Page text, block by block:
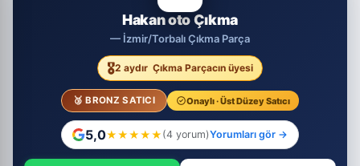
Hakan oto Çıkma
— İzmir/Torbalı Çıkma Parça
🎖️2 aydır Çıkma Parçacın üyesi
Onaylı · Üst Düzey Satıcı
🥉 BRONZ SATICI
5,0★★★★★ (4 yorum)Yorumları gör →